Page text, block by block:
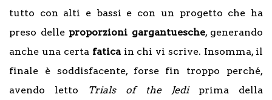
tutto con alti e bassi e con un progetto che ha
preso delle proporzioni gargantuesche, generando
anche una certa faticain chi vi scrive. Insomma, il
finale è soddisfacente, forse fin troppo perché,
avendo letto Trials of the Jediprima della